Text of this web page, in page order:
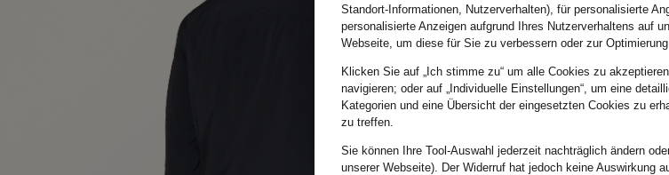
Standort-Informationen, Nutzerverhalten), für personalisierte
personalisierte Anzeigen aufgrund Ihres Nutzerverhaltens auf
Webseite, um diese für Sie zu verbessern oder zur
Klicken Sie auf „Ich stimme zu“ um alle Cookies zu
navigieren; oder auf „Individuelle Einstellungen“, um eine
Kategorien und eine Übersicht der eingesetzten Cookies zu
zu treffen.
Sie können Ihre Tool-Auswahl jederzeit nachträglich ändern
unserer Webseite). Der Widerruf hat jedoch keine Auswirkung